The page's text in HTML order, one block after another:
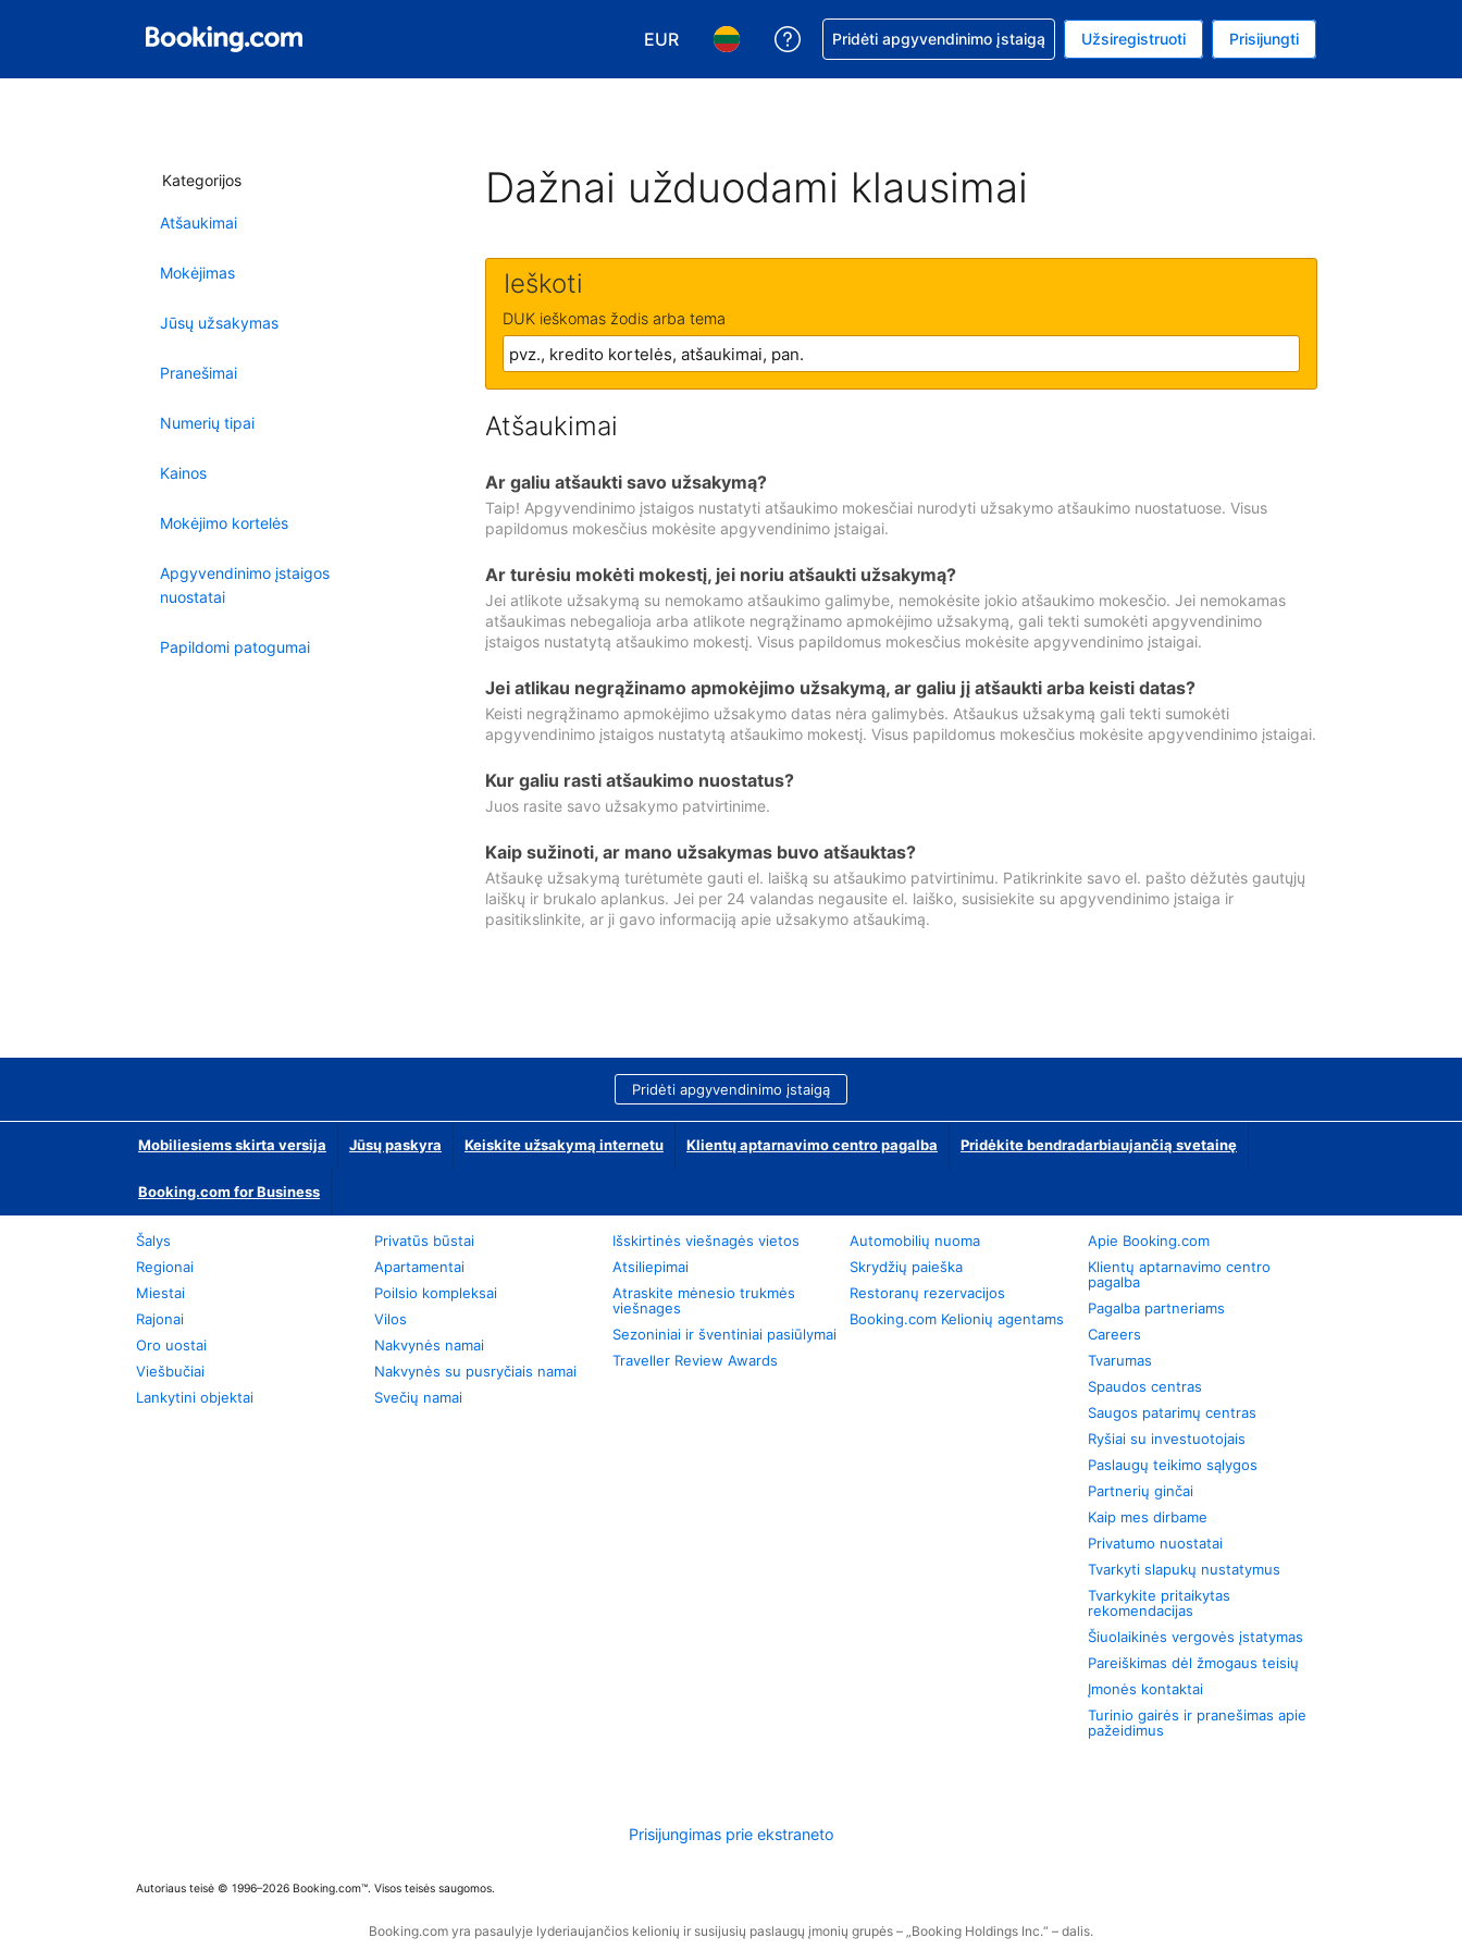
EUR
Pasirinkite valiutą. Jūsų pasirinkta valiuta: Euras
Pasirinkite kalbą. Jūsų pasirinkta kalba: Lietuvių
Pagalba dėl užsakymo
Pridėti apgyvendinimo įstaigą Užsiregistruoti Prisijungti
Kategorijos
Atšaukimai
Mokėjimas
Jūsų užsakymas
Pranešimai
Numerių tipai
Kainos
Mokėjimo kortelės
Apgyvendinimo įstaigos
nuostatai
Papildomi patogumai
Dažnai užduodami klausimai
Ieškoti
DUK ieškomas žodis arba tema
Atšaukimai
Ar galiu atšaukti savo užsakymą?
Taip! Apgyvendinimo įstaigos nustatyti atšaukimo mokesčiai nurodyti užsakymo atšaukimo nuostatuose. Visus
papildomus mokesčius mokėsite apgyvendinimo įstaigai.
Ar turėsiu mokėti mokestį, jei noriu atšaukti užsakymą?
Jei atlikote užsakymą su nemokamo atšaukimo galimybe, nemokėsite jokio atšaukimo mokesčio. Jei nemokamas
atšaukimas nebegalioja arba atlikote negrąžinamo apmokėjimo užsakymą, gali tekti sumokėti apgyvendinimo
įstaigos nustatytą atšaukimo mokestį. Visus papildomus mokesčius mokėsite apgyvendinimo įstaigai.
Jei atlikau negrąžinamo apmokėjimo užsakymą, ar galiu jį atšaukti arba keisti datas?
Keisti negrąžinamo apmokėjimo užsakymo datas nėra galimybės. Atšaukus užsakymą gali tekti sumokėti
apgyvendinimo įstaigos nustatytą atšaukimo mokestį. Visus papildomus mokesčius mokėsite apgyvendinimo įstaigai.
Kur galiu rasti atšaukimo nuostatus?
Juos rasite savo užsakymo patvirtinime.
Kaip sužinoti, ar mano užsakymas buvo atšauktas?
Atšaukę užsakymą turėtumėte gauti el. laišką su atšaukimo patvirtinimu. Patikrinkite savo el. pašto dėžutės gautųjų
laiškų ir brukalo aplankus. Jei per 24 valandas negausite el. laiško, susisiekite su apgyvendinimo įstaiga ir
pasitikslinkite, ar ji gavo informaciją apie užsakymo atšaukimą.
Pridėti apgyvendinimo įstaigą
Mobiliesiems skirta versija Jūsų paskyra Keiskite užsakymą internetu Klientų aptarnavimo centro pagalba Pridėkite bendradarbiaujančią svetainę
Booking.com for Business
Šalys
Regionai
Miestai
Rajonai
Oro uostai
Viešbučiai
Lankytini objektai
Privatūs būstai
Apartamentai
Poilsio kompleksai
Vilos
Nakvynės namai
Nakvynės su pusryčiais namai
Svečių namai
Išskirtinės viešnagės vietos
Atsiliepimai
Atraskite mėnesio trukmės
viešnages
Sezoniniai ir šventiniai pasiūlymai
Traveller Review Awards
Automobilių nuoma
Skrydžių paieška
Restoranų rezervacijos
Booking.com Kelionių agentams
Apie Booking.com
Klientų aptarnavimo centro
pagalba
Pagalba partneriams
Careers
Tvarumas
Spaudos centras
Saugos patarimų centras
Ryšiai su investuotojais
Paslaugų teikimo sąlygos
Partnerių ginčai
Kaip mes dirbame
Privatumo nuostatai
Tvarkyti slapukų nustatymus
Tvarkykite pritaikytas
rekomendacijas
Šiuolaikinės vergovės įstatymas
Pareiškimas dėl žmogaus teisių
Įmonės kontaktai
Turinio gairės ir pranešimas apie
pažeidimus
Prisijungimas prie ekstraneto
Autoriaus teisė © 1996–2026 Booking.com™. Visos teisės saugomos.
Booking.com yra pasaulyje lyderiaujančios kelionių ir susijusių paslaugų įmonių grupės – „Booking Holdings Inc.“ – dalis.